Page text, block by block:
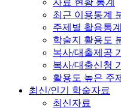
최근 이용통계
주제별 활용통
학술지 활용도
복사/대출제공
복사/대출신청
활용도 높은 주제
최신/인기 학술자료
최신자료